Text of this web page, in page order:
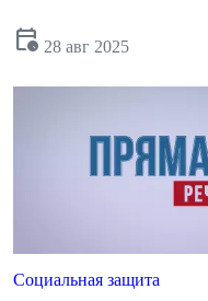
calendar_clock 28 авг 2025
Социальная защита